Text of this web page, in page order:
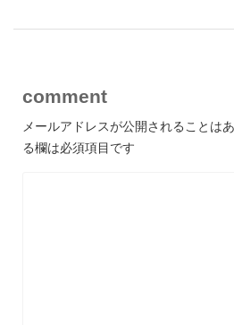
comment
メールアドレスが公開されることはあ
る欄は必須項目です